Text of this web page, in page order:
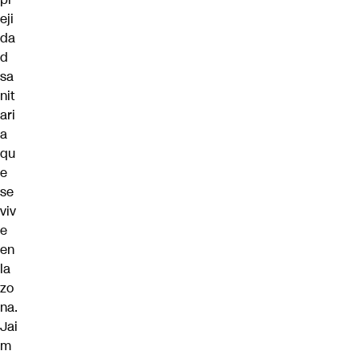
eji
da
d
sa
nit
ari
a
qu
e
se
viv
e
en
la
zo
na.
Jai
m